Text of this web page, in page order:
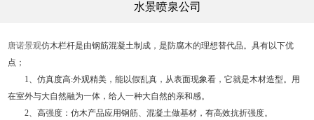
水景喷泉公司
唐诺景观仿木栏杆是由钢筋混凝土制成，是防腐木的理想替代品。具有以下优
点；
1、仿真度高:外观精美，能以假乱真，从表面现象看，它就是木材造型。用
在室外与大自然融为一体，给人一种大自然的亲和感。
2、高强度：仿木产品应用钢筋、混凝土做基材，有高效抗折强度。